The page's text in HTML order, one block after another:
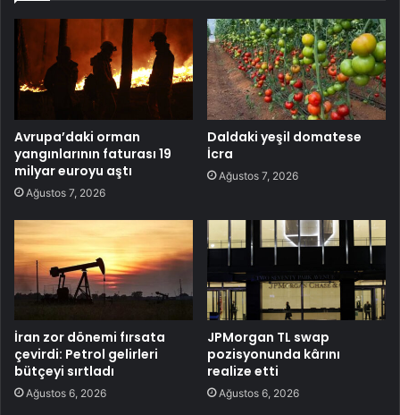
Avrupa’daki orman
yangınlarının faturası 19
milyar euroyu aştı
Ağustos 7, 2026
Daldaki yeşil domatese
İcra
Ağustos 7, 2026
İran zor dönemi fırsata
çevirdi: Petrol gelirleri
bütçeyi sırtladı
Ağustos 6, 2026
JPMorgan TL swap
pozisyonunda kârını
realize etti
Ağustos 6, 2026